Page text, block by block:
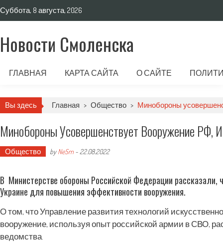
Суббота, 8 августа, 2026
Новости Смоленска
ГЛАВНАЯ КАРТА САЙТА О САЙТЕ
Вы здесь Главная > Общество > Минобороны
Минобороны Усовершенствует Вооружение РФ,
Общество byNeSm - 22.08.2022
В Министерстве обороны Российской Федерации
Украине для повышения эффективности вооружения.
О том, что Управление развития технологий
вооружение, используя опыт российской армии в СВО,
ведомства.